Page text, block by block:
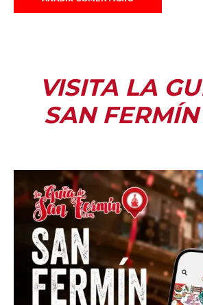
VISITA LA
SAN